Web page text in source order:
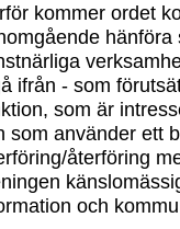
kommer ordet
ifrån - som
som är
som använder ett
återföring
och